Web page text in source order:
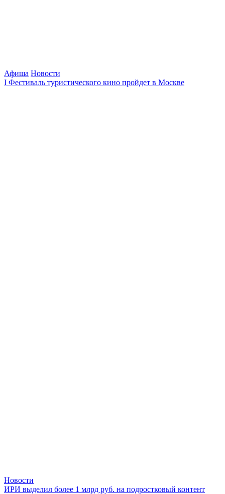
Афиша Новости
I Фестиваль туристического кино пройдет в Москве
Новости
ИРИ выделил более 1 млрд руб. на подростковый контент